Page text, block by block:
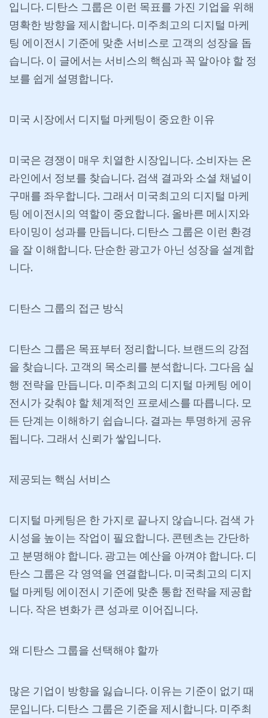
입니다. 디탄스 그룹은 이런 목표를 가진 기업을 위해
명확한 방향을 제시합니다. 미주최고의 디지털 마케
팅 에이전시 기준에 맞춘 서비스로 고객의 성장을 돕
습니다. 이 글에서는 서비스의 핵심과 꼭 알아야 할 정
보를 쉽게 설명합니다.
미국 시장에서 디지털 마케팅이 중요한 이유
미국은 경쟁이 매우 치열한 시장입니다. 소비자는 온
라인에서 정보를 찾습니다. 검색 결과와 소셜 채널이
구매를 좌우합니다. 그래서 미국최고의 디지털 마케
팅 에이전시의 역할이 중요합니다. 올바른 메시지와
타이밍이 성과를 만듭니다. 디탄스 그룹은 이런 환경
을 잘 이해합니다. 단순한 광고가 아닌 성장을 설계합
니다.
디탄스 그룹의 접근 방식
디탄스 그룹은 목표부터 정리합니다. 브랜드의 강점
을 찾습니다. 고객의 목소리를 분석합니다. 그다음 실
행 전략을 만듭니다. 미주최고의 디지털 마케팅 에이
전시가 갖춰야 할 체계적인 프로세스를 따릅니다. 모
든 단계는 이해하기 쉽습니다. 결과는 투명하게 공유
됩니다. 그래서 신뢰가 쌓입니다.
제공되는 핵심 서비스
디지털 마케팅은 한 가지로 끝나지 않습니다. 검색 가
시성을 높이는 작업이 필요합니다. 콘텐츠는 간단하
고 분명해야 합니다. 광고는 예산을 아껴야 합니다. 디
탄스 그룹은 각 영역을 연결합니다. 미국최고의 디지
털 마케팅 에이전시 기준에 맞춘 통합 전략을 제공합
니다. 작은 변화가 큰 성과로 이어집니다.
왜 디탄스 그룹을 선택해야 할까
많은 기업이 방향을 잃습니다. 이유는 기준이 없기 때
문입니다. 디탄스 그룹은 기준을 제시합니다. 미주최